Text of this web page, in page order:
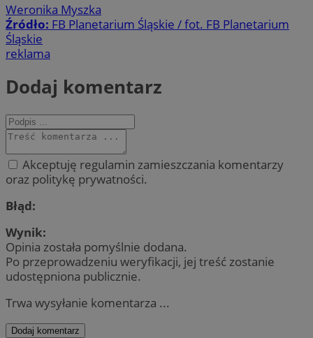
Weronika Myszka
Źródło: FB Planetarium Śląskie / fot. FB Planetarium
Śląskie
reklama
Dodaj komentarz
Akceptuję regulamin zamieszczania komentarzy
oraz politykę prywatności.
Błąd:
Wynik:
Opinia została pomyślnie dodana.
Po przeprowadzeniu weryfikacji, jej treść zostanie
udostępniona publicznie.
Trwa wysyłanie komentarza ...
Dodaj komentarz